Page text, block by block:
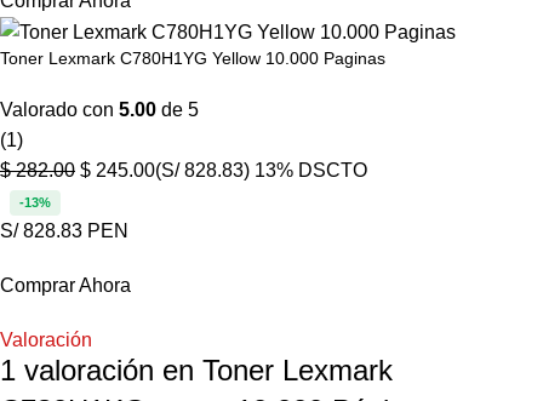
Toner Lexmark C780H1YG Yellow 10.000 Paginas
Valorado con 5.00 de 5
(1)
$282.00 $ 245.00(S/ 828.83) 13% DSCTO
-13%
S/ 828.83 PEN
Comprar Ahora
Valoración
1 valoración en Toner Lexmark